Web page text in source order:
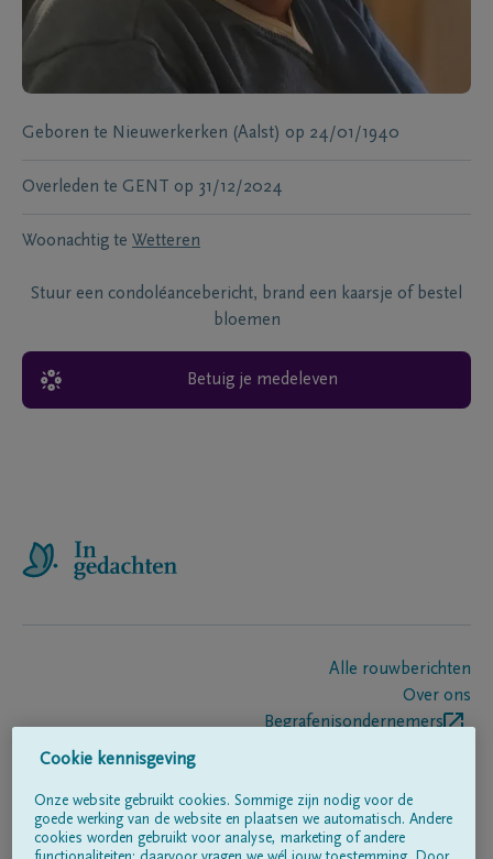
Geboren te Nieuwerkerken (Aalst) op 24/01/1940
Overleden te GENT op 31/12/2024
Woonachtig te Wetteren
Stuur een condoléancebericht, brand een kaarsje of bestel
bloemen
Betuig je medeleven
Alle rouwberichten
Over ons
Begrafenisondernemers
Volg ons op
Cookie kennisgeving
Onze website gebruikt cookies. Sommige zijn nodig voor de
goede werking van de website en plaatsen we automatisch. Andere
cookies worden gebruikt voor analyse, marketing of andere